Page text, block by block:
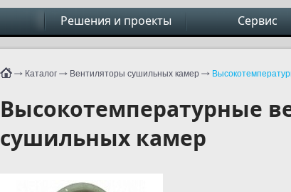
Решения и проекты Сервис
Каталог Вентиляторы сушильных камер
Высокотемпературные
сушильных камер